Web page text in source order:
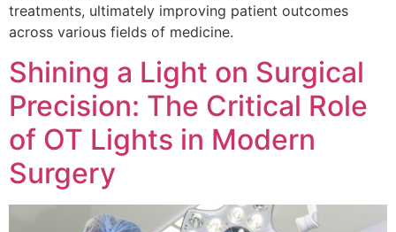
treatments, ultimately improving patient outcomes
across various fields of medicine.
Shining a Light on Surgical
Precision: The Critical Role
of OT Lights in Modern
Surgery